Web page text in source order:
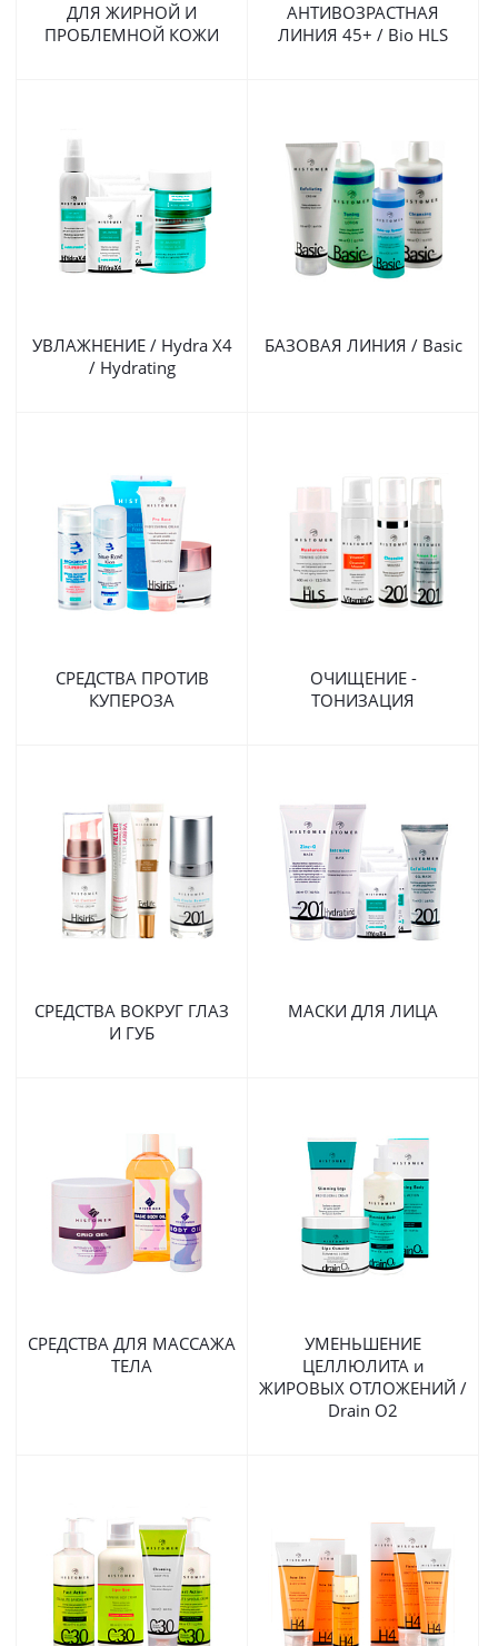
ДЛЯ ЖИРНОЙ И
ПРОБЛЕМНОЙ КОЖИ
АНТИВОЗРАСТНАЯ
ЛИНИЯ 45+ / Bio HLS
УВЛАЖНЕНИЕ / Hydra X4
/ Hydrating
БАЗОВАЯ ЛИНИЯ / Basic
СРЕДСТВА ПРОТИВ
КУПЕРОЗА
ОЧИЩЕНИЕ -
ТОНИЗАЦИЯ
СРЕДСТВА ВОКРУГ ГЛАЗ
И ГУБ
МАСКИ ДЛЯ ЛИЦА
СРЕДСТВА ДЛЯ МАССАЖА
ТЕЛА
УМЕНЬШЕНИЕ
ЦЕЛЛЮЛИТА и
ЖИРОВЫХ ОТЛОЖЕНИЙ /
Drain O2